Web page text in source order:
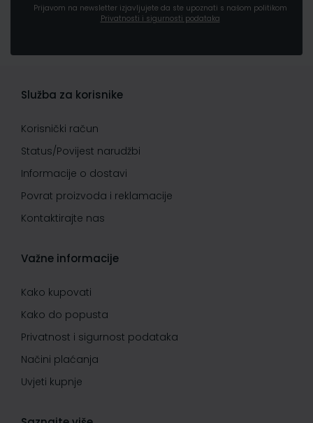
Prijavom na newsletter izjavljujete da ste upoznati s našom politikom
Privatnosti i sigurnosti podataka
Služba za korisnike
Korisnički račun
Status/Povijest narudžbi
Informacije o dostavi
Povrat proizvoda i reklamacije
Kontaktirajte nas
Važne informacije
Kako kupovati
Kako do popusta
Privatnost i sigurnost podataka
Načini plaćanja
Uvjeti kupnje